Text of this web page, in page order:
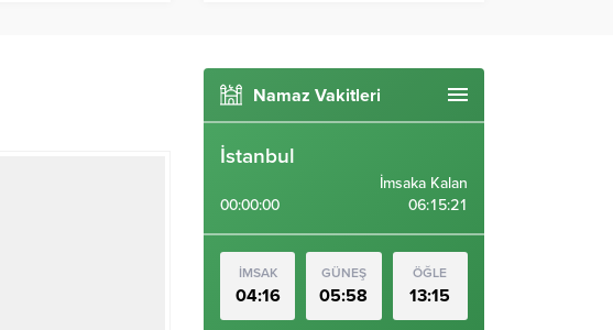
Namaz Vakitleri
İstanbul
00:00:00
İmsaka Kalan
06:15:20
İMSAK
04:16
GÜNEŞ
05:58
ÖĞLE
13:15